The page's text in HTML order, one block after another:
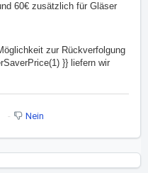
60€ zusätzlich für Gläser
zur Rückverfolgung
}} liefern wir
Nein